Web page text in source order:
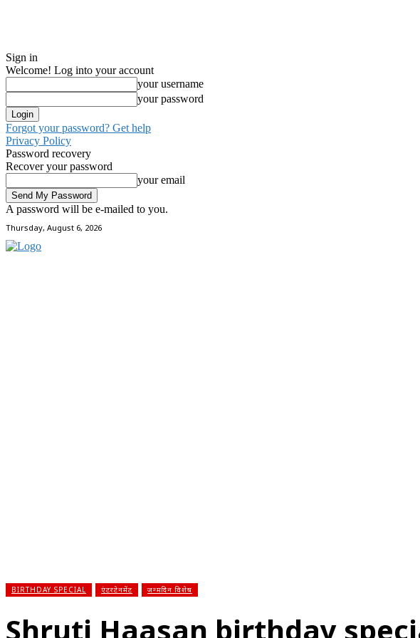
Sign in
Welcome! Log into your account
your username
your password
Forgot your password? Get help
Privacy Policy
Password recovery
Recover your password
your email
A password will be e-mailed to you.
Thursday, August 6, 2026
BIRTHDAY SPECIAL एंटरटेनमेंट जन्मदिन विशेष
Shruti Haasan birthday